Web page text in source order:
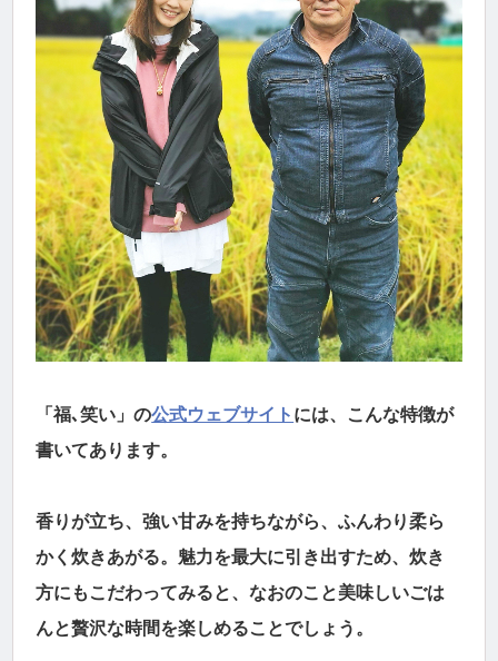
「福､笑い」の公式ウェブサイト には、こんな特徴が
書いてあります。
香りが立ち、強い甘みを持ちながら、ふんわり柔ら
かく炊きあがる。魅力を最大に引き出すため、炊き
方にもこだわってみると、なおのこと美味しいごは
んと贅沢な時間を楽しめることでしょう。